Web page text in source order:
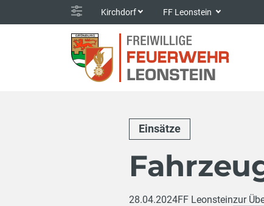
Kirchdorf FF Leonstein
Einsätze
28.04.2024FF Leonsteinzur